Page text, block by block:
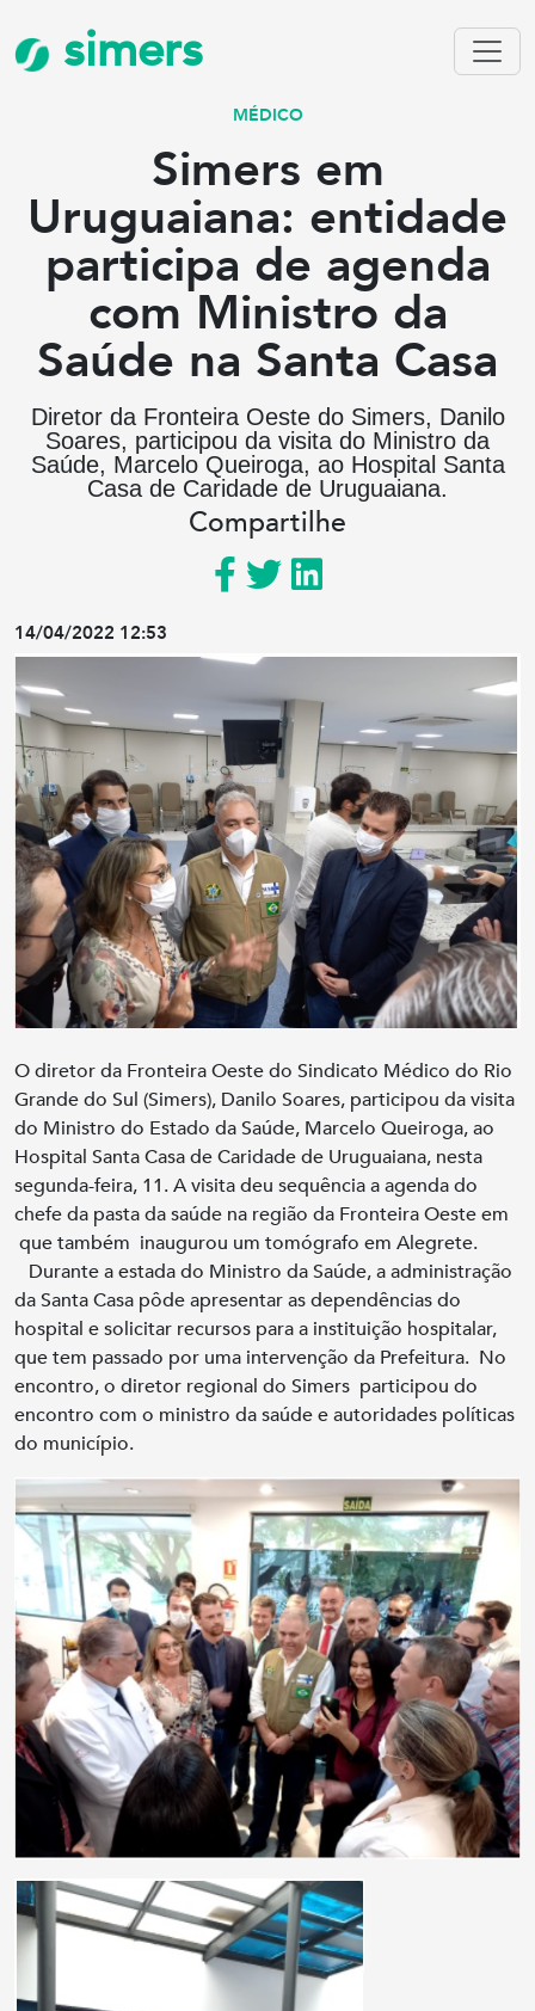
simers
MÉDICO
Simers em
Uruguaiana: entidade
participa de agenda
com Ministro da
Saúde na Santa Casa
Diretor da Fronteira Oeste do Simers, Danilo
Soares, participou da visita do Ministro da
Saúde, Marcelo Queiroga, ao Hospital Santa
Casa de Caridade de Uruguaiana.
Compartilhe
14/04/2022 12:53
O diretor da Fronteira Oeste do Sindicato Médico do Rio
Grande do Sul (Simers), Danilo Soares, participou da visita
do Ministro do Estado da Saúde, Marcelo Queiroga, ao
Hospital Santa Casa de Caridade de Uruguaiana, nesta
segunda-feira, 11. A visita deu sequência a agenda do
chefe da pasta da saúde na região da Fronteira Oeste em
que também inaugurou um tomógrafo em Alegrete.
Durante a estada do Ministro da Saúde, a administração
da Santa Casa pôde apresentar as dependências do
hospital e solicitar recursos para a instituição hospitalar,
que tem passado por uma intervenção da Prefeitura. No
encontro, o diretor regional do Simers participou do
encontro com o ministro da saúde e autoridades políticas
do município.